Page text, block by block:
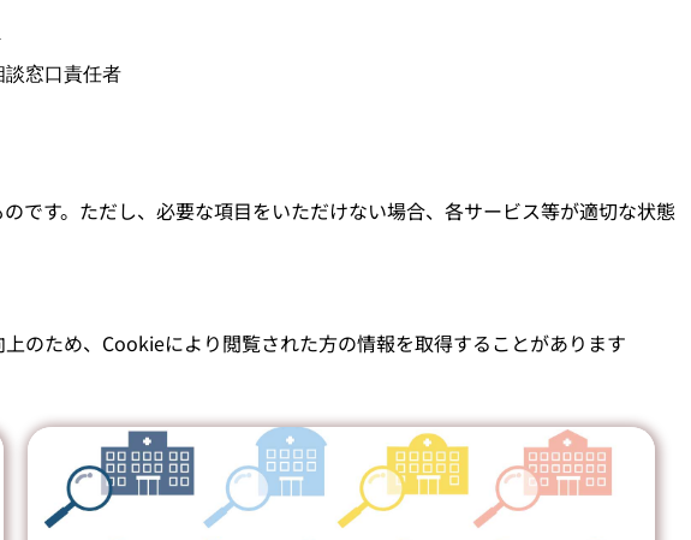
窓口責任者
す。ただし、必要な項目をいただけない場合、各サービス等が適切な状態
のため、Cookieにより閲覧された方の情報を取得することがあります